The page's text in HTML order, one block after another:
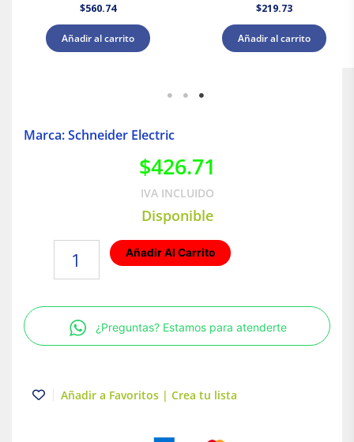
$560.74
Añadir al carrito
$219.73
Añadir al carrito
Marca: Schneider Electric
$426.71
IVA INCLUIDO
Disponible
curva
C
Easy9
Schneider
Añadir Al Carrito
¿Preguntas? Estamos para atenderte
Añadir a Favoritos | Crea tu lista